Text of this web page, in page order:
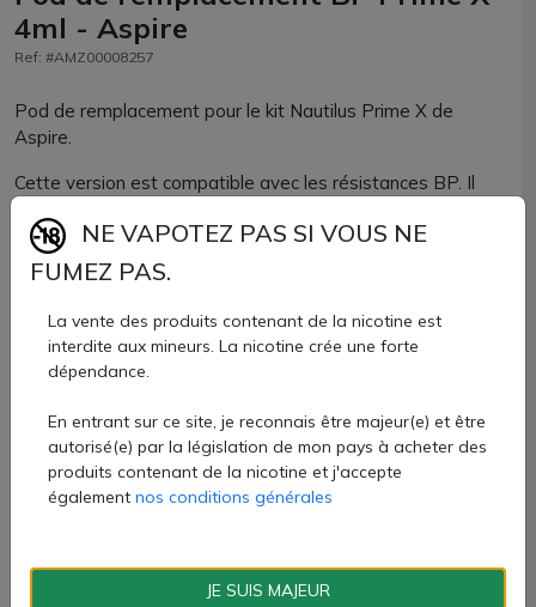
4ml - Aspire
Ref: #AMZ00008257
Pod de remplacement pour le kit Nautilus Prime X de
Aspire.
Cette version est compatible avec les résistances BP. Il
résistances BVC Nautilus.
Vendu sans résistance
4,90 €
Quantité
AJOUTER À MON PANIER
Paiement 100% sécurisé
Livraison rapide
NE VAPOTEZ PAS SI VOUS NE
FUMEZ PAS.
La vente des produits contenant de la nicotine est
interdite aux mineurs. La nicotine crée une forte
dépendance.
En entrant sur ce site, je reconnais être majeur(e) et être
autorisé(e) par la législation de mon pays à acheter des
produits contenant de la nicotine et j'accepte
également nos conditions générales
JE SUIS MAJEUR